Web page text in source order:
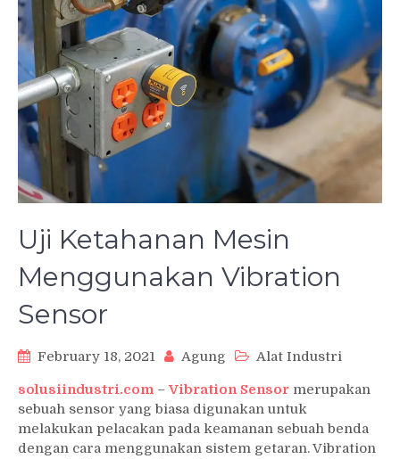
Uji Ketahanan Mesin
Menggunakan Vibration
Sensor
February 18, 2021 Agung Alat Industri
solusiindustri.com –Vibration Sensor merupakan
sebuah sensor yang biasa digunakan untuk
melakukan pelacakan pada keamanan sebuah benda
dengan cara menggunakan sistem getaran. Vibration